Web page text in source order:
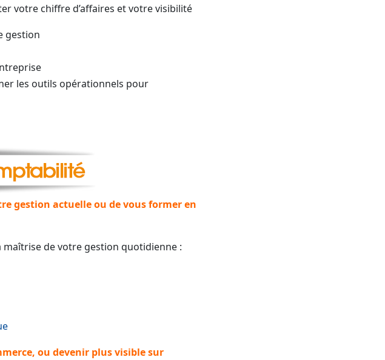
votre chiffre d’affaires et votre visibilité
gestion
les outils opérationnels pour
gestion actuelle ou de vous former en
de votre gestion quotidienne :
ou devenir plus visible sur